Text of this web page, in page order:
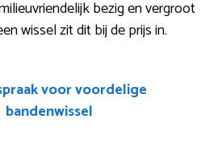
bezig en vergroot
wissel zit dit bij de prijs in.
voor voordelige
bandenwissel